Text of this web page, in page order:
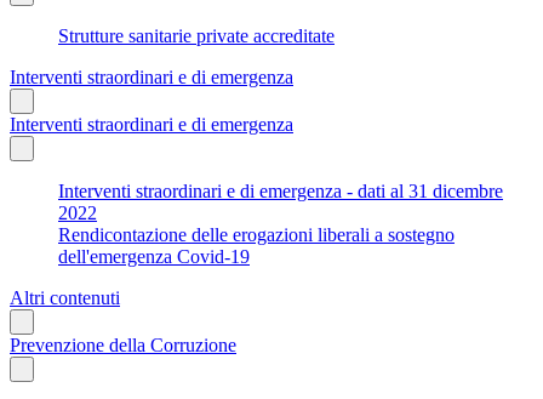
Strutture sanitarie private accreditate
Interventi straordinari e di emergenza
Interventi straordinari e di emergenza
Interventi straordinari e di emergenza - dati al 31 dicembre
2022
Rendicontazione delle erogazioni liberali a sostegno
dell'emergenza Covid-19
Altri contenuti
Prevenzione della Corruzione